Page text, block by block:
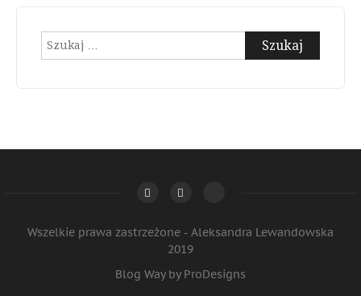
Szukaj:
Wszelkie prawa zastrzeżone - Aleksandra Lewandowska
2019
Blog Way by ProDesigns